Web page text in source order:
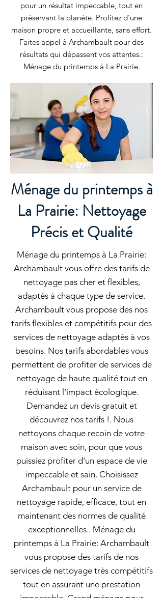
pour un résultat impeccable, tout en
préservant la planète. Profitez d'une
maison propre et accueillante, sans effort.
Faites appel à Archambault pour des
résultats qui dépassent vos attentes.:
Ménage du printemps à La Prairie.
Ménage du printemps à
La Prairie: Nettoyage
Précis et Qualité
Ménage du printemps à La Prairie:
Archambault vous offre des tarifs de
nettoyage pas cher et flexibles,
adaptés à chaque type de service.
Archambault vous propose des nos
tarifs flexibles et compétitifs pour des
services de nettoyage adaptés à vos
besoins. Nos tarifs abordables vous
permettent de profiter de services de
nettoyage de haute qualité tout en
réduisant l'impact écologique.
Demandez un devis gratuit et
découvrez nos tarifs !. Nous
nettoyons chaque recoin de votre
maison avec soin, pour que vous
puissiez profiter d'un espace de vie
impeccable et sain. Choisissez
Archambault pour un service de
nettoyage rapide, efficace, tout en
maintenant des normes de qualité
exceptionnelles.. Ménage du
printemps à La Prairie: Archambault
vous propose des tarifs de nos
services de nettoyage très compétitifs
tout en assurant une prestation